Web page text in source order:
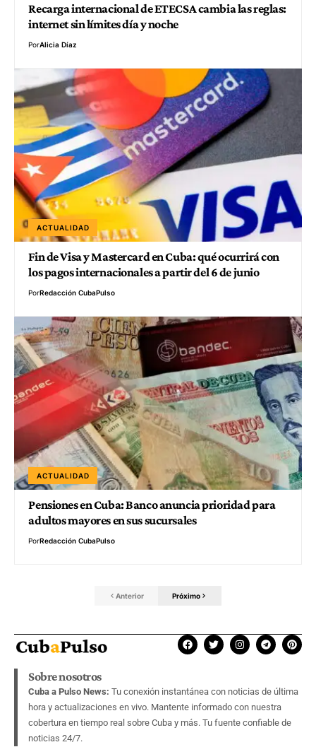
Recarga internacional de ETECSA cambia las reglas:
internet sin límites día y noche
PorAlicia Díaz
ACTUALIDAD
Fin de Visa y Mastercard en Cuba: qué ocurrirá con
los pagos internacionales a partir del 6 de junio
PorRedacción CubaPulso
ACTUALIDAD
Pensiones en Cuba: Banco anuncia prioridad para
adultos mayores en sus sucursales
PorRedacción CubaPulso
Anterior Próximo
Sobre nosotros
Cuba a Pulso News: Tu conexión instantánea con noticias de última
hora y actualizaciones en vivo. Mantente informado con nuestra
cobertura en tiempo real sobre Cuba y más. Tu fuente confiable de
noticias 24/7.